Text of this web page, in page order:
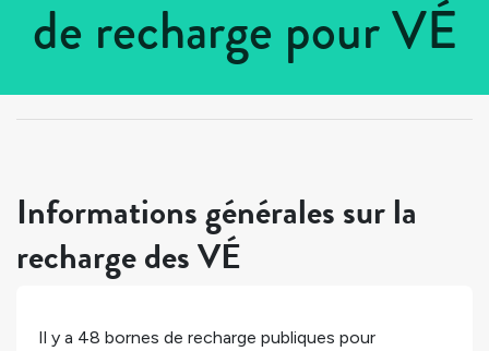
de recharge pour VÉ
États-Unis > New York
Informations générales sur la
recharge des VÉ
Il y a 48 bornes de recharge publiques pour